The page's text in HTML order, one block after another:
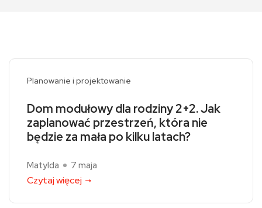
Planowanie i projektowanie
Dom modułowy dla rodziny 2+2. Jak
zaplanować przestrzeń, która nie
będzie za mała po kilku latach?
Matylda 7 maja
Czytaj więcej